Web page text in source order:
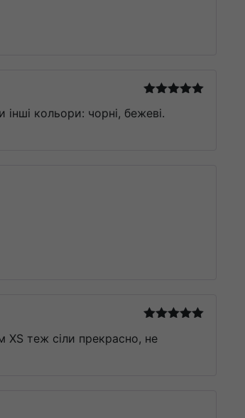
5з 5
кольори: чорні, бежеві.
5з 5
XS теж сіли прекрасно, не